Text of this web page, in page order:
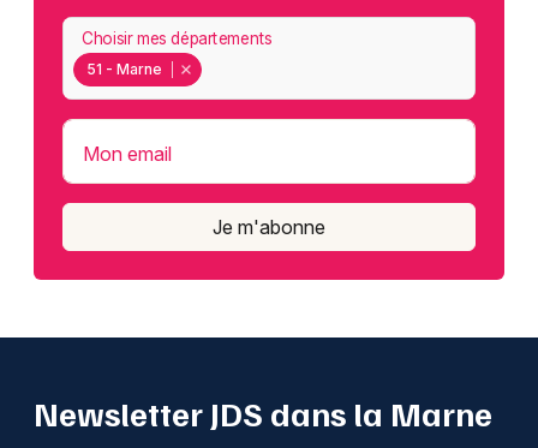
51 - Marne
Choisir mes départements
Mon email
Je m'abonne
Newsletter JDS dans la Marne